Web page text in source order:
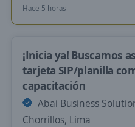
Hace 5 horas
¡Inicia ya! Buscamos
tarjeta SIP/planilla
capacitación
Abai Business
Chorrillos, Lima